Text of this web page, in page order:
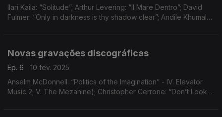
Ilari Kaila: “Solitude”; Arthur Levering: “Il Mare Dentro”; David
Fulmer: “Only in darkness is thy shadow clear”; Andile Khumalo:
Novas gravações discográficas
Ep. 6
10 fev. 2025
Anselm McDonnell: “Politics of the Imagination” - IV. Elevator
Music 2; V. The Mezanine); Christopher Cerrone: “Don’t Look